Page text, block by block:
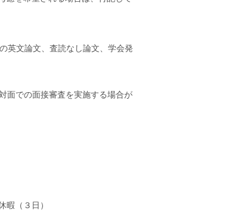
英文論文、査読なし論文、学会発
面での面接審査を実施する場合が
（３日）